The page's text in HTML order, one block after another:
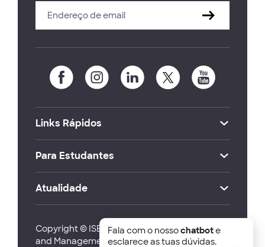
Links Rápidos
Para Estudantes
Atualidade
Copyright © ISEG Lisbon School of Economics
and Management 2026
Fala com o nossochatbote
esclarece as tuas dúvidas.